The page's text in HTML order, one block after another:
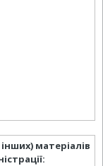
матеріалів